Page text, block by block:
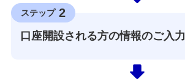
ステップ 2
口座開設される方の情報のご入力